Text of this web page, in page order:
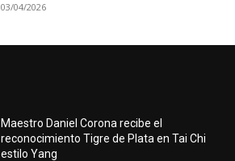
03/04/2026
Maestro Daniel Corona recibe el
reconocimiento Tigre de Plata en Tai Chi
estilo Yang